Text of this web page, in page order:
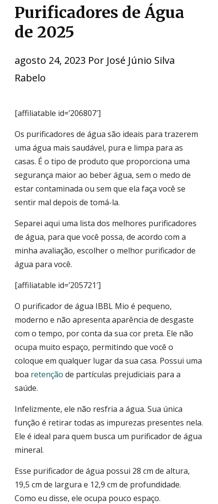
Purificadores de Água
de 2025
agosto 24, 2023 Por José Júnio Silva
Rabelo
[affiliatable id=’206807′]
Os purificadores de água são ideais para trazerem
uma água mais saudável, pura e limpa para as
casas. É o tipo de produto que proporciona uma
segurança maior ao beber água, sem o medo de
estar contaminada ou sem que ela faça você se
sentir mal depois de tomá-la.
Separei aqui uma lista dos melhores purificadores
de água, para que você possa, de acordo com a
minha avaliação, escolher o melhor purificador de
água para você.
[affiliatable id=’205721′]
O purificador de água IBBL Mio é pequeno,
moderno e não apresenta aparência de desgaste
com o tempo, por conta da sua cor preta. Ele não
ocupa muito espaço, permitindo que você o
coloque em qualquer lugar da sua casa. Possui uma
boa retenção de partículas prejudiciais para a
saúde.
Infelizmente, ele não resfria a água. Sua única
função é retirar todas as impurezas presentes nela.
Ele é ideal para quem busca um purificador de água
mineral.
Esse purificador de água possui 28 cm de altura,
19,5 cm de largura e 12,9 cm de profundidade.
Como eu disse, ele ocupa pouco espaço.